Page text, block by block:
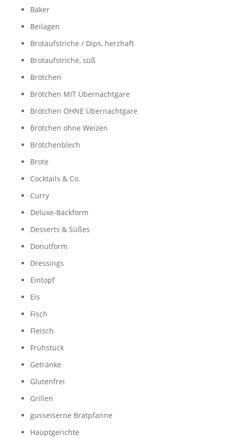
Bäker
Beilagen
Brotaufstriche / Dips, herzhaft
Brotaufstriche, süß
Brötchen
Brötchen MIT Übernachtgare
Brötchen OHNE Übernachtgare
Brötchen ohne Weizen
Brötchenblech
Brote
Cocktails & Co.
Curry
Deluxe-Backform
Desserts & Süßes
Donutform
Dressings
Eintopf
Eis
Fisch
Fleisch
Frühstück
Getränke
Glutenfrei
Grillen
gusseiserne Bratpfanne
Hauptgerichte